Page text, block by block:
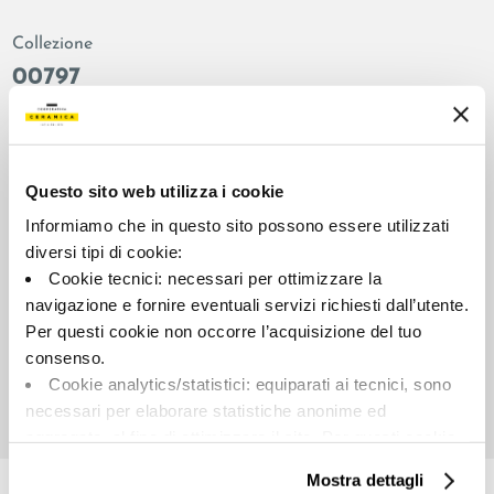
Questo sito web utilizza i cookie
Informiamo che in questo sito possono essere utilizzati
diversi tipi di cookie:
Cookie tecnici: necessari per ottimizzare la
navigazione e fornire eventuali servizi richiesti dall’utente.
Per questi cookie non occorre l’acquisizione del tuo
consenso.
Cookie analytics/statistici: equiparati ai tecnici, sono
necessari per elaborare statistiche anonime ed
Cookie di profilazione/marketing: sono utilizzati, solo
Mostra dettagli
Collezione
00797
Colore:
Verde grigio
Fondo
Formato:
120.0x120.0
naturale
opaco
Stonalizzazione:
Unità di misura:
MQ